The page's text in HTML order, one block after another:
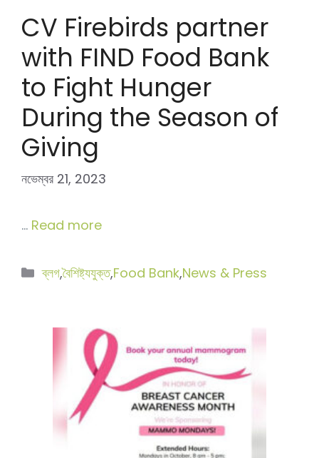
CV Firebirds partner
with FIND Food Bank
to Fight Hunger
During the Season of
Giving
নভেম্বর 21, 2023
… Read more
বিভাগ
ব্লগ,বৈশিষ্ট্যযুক্ত,Food Bank,News & Press